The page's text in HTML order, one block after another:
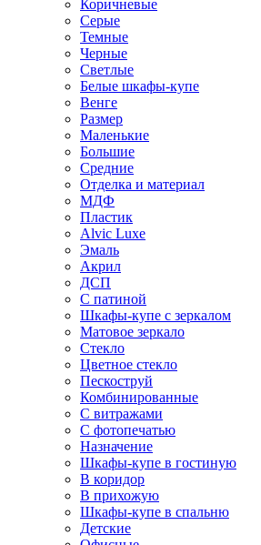
Коричневые
Серые
Темные
Черные
Светлые
Белые шкафы-купе
Венге
Размер
Маленькие
Большие
Средние
Отделка и материал
МДФ
Пластик
Alvic Luxe
Эмаль
Акрил
ДСП
С патиной
Шкафы-купе с зеркалом
Матовое зеркало
Стекло
Цветное стекло
Пескоструй
Комбинированные
С витражами
С фотопечатью
Назначение
Шкафы-купе в гостиную
В коридор
В прихожую
Шкафы-купе в спальню
Детские